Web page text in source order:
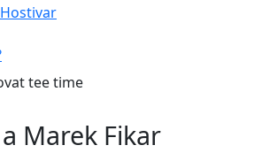
tee time
Marek Fikar